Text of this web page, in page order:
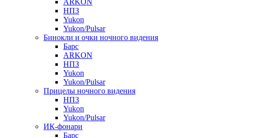
ARKON
НПЗ
Yukon
Yukon/Pulsar
Бинокли и очки ночного видения
Барс
ARKON
НПЗ
Yukon
Yukon/Pulsar
Прицелы ночного видения
НПЗ
Yukon
Yukon/Pulsar
ИК-фонари
Барс